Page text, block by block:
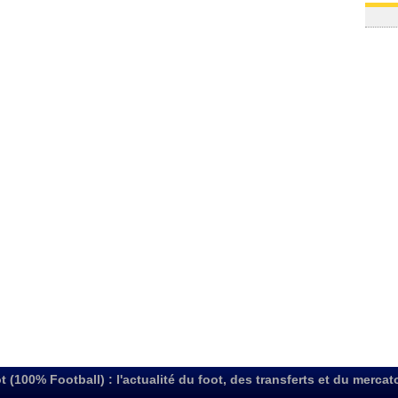
(100% Football) : l'actualité du foot, des transferts et du